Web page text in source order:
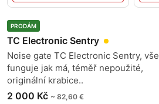
PRODÁM
TC Electronic Sentry
Noise gate TC Electronic Sentry, vše
funguje jak má, téměř nepoužité,
originální krabice..
2 000 Kč ~ 82,60 €